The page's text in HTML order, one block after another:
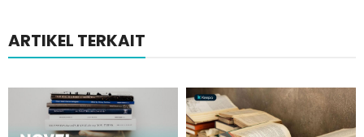
ARTIKEL TERKAIT